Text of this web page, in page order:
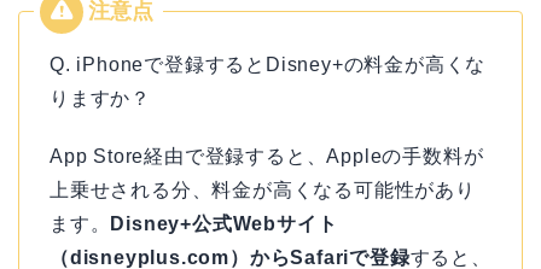
Q. iPhoneで登録するとDisney+の料金が高くな
りますか？
App Store経由で登録すると、Appleの手数料が
上乗せされる分、料金が高くなる可能性があり
ます。
Disney+公式Webサイト
（disneyplus.com）からSafariで登録すると、